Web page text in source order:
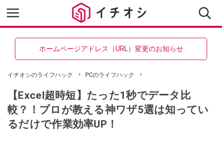
ホームページアドレス（URL）変更のお知らせ
イチオシのライフハック PCのライフハック
【Excel超時短】たった1秒でデータ比
較？！プロが教える神ワザ5選は知ってい
るだけで作業効率UP！